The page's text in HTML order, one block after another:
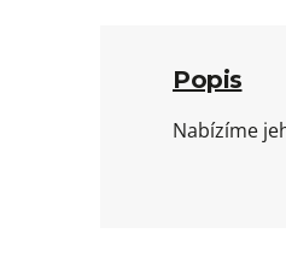
Popis
Nabízíme